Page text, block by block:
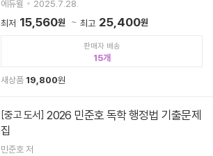
에듀윌
2025.7.28.
최저 15,560원 최고 25,400원
판매자 배송
15
새상품 19,800원
[중고 도서] 2026 민준호 독학 행정법 기출문제
집
민준호 저